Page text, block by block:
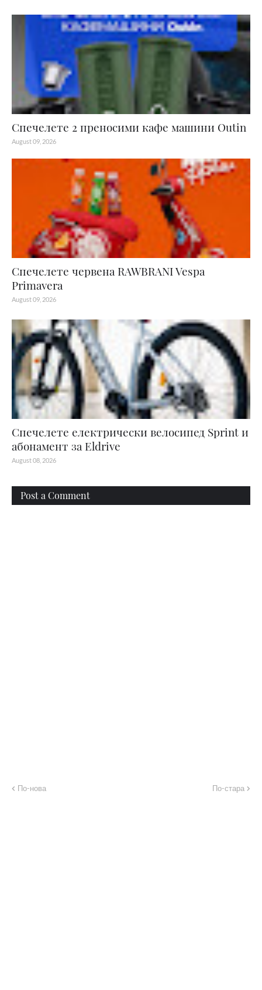
Спечелете 2 преносими кафе машини Outin
August 09, 2026
Спечелете червена RAWBRANI Vespa
Primavera
August 09, 2026
Спечелете електрически велосипед Sprint и
абонамент за Eldrive
August 08, 2026
Post a Comment
По-нова По-стара